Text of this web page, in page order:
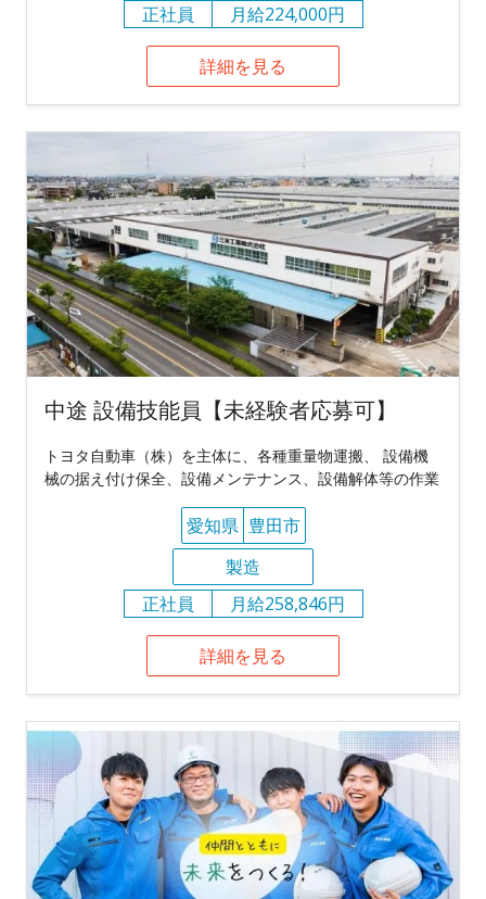
正社員
月給224,000円
詳細を見る
中途 設備技能員【未経験者応募可】
トヨタ自動車（株）を主体に、各種重量物運搬、 設備機
械の据え付け保全、設備メンテナンス、設備解体等の作業
愛知県 豊田市
製造
正社員
月給258,846円
詳細を見る